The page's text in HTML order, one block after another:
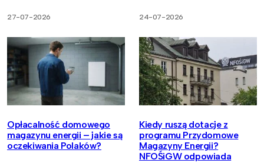
27-07-2026 24-07-2026
Opłacalność domowego
magazynu energii – jakie są
oczekiwania Polaków?
Kiedy ruszą dotacje z
programu Przydomowe
Magazyny Energii?
NFOŚiGW odpowiada